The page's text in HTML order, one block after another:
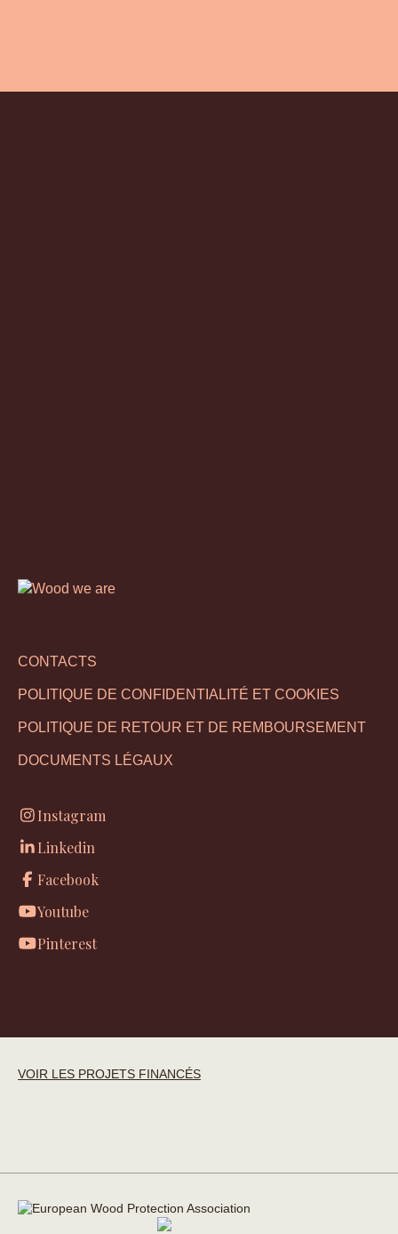
CONTACTS
POLITIQUE DE CONFIDENTIALITÉ ET COOKIES
POLITIQUE DE RETOUR ET DE REMBOURSEMENT
DOCUMENTS LÉGAUX
Instagram
Linkedin
Facebook
Youtube
Pinterest
VOIR LES PROJETS FINANCÉS